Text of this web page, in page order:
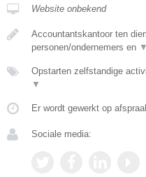
Website onbekend
Accountantskantoor ten
personen/ondernemers en ▼
Opstarten zelfstandige
▼
Er wordt gewerkt op
Sociale media: